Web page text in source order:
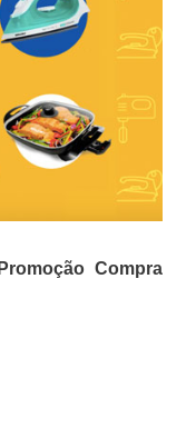
PromoçãoCompra